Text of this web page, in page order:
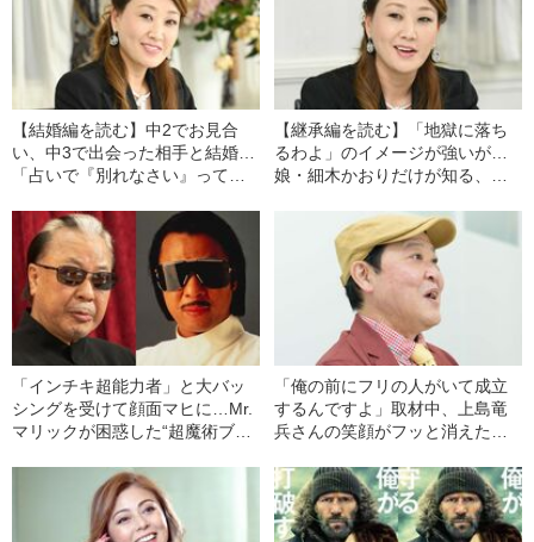
【結婚編を読む】中2でお見合
い、中3で出会った相手と結婚…
「占いで『別れなさい』って言
る、“ばあばが連れて来た相手”を
選んだワケ
【継承編を読む】「地獄に落ち
るわよ」のイメージが強いが…
娘・細木かおりだけが知る、
レビに出たあと「きついこと言
い過ぎたかしら』と気にし
「インチキ超能力者」と大バッ
シングを受けて顔面マヒに…Mr.
マリックが困惑した“超魔術ブー
「俺の前にフリの人がいて成立
するんですよ」取材中、上島竜
兵さんの笑顔がフッと消えた瞬